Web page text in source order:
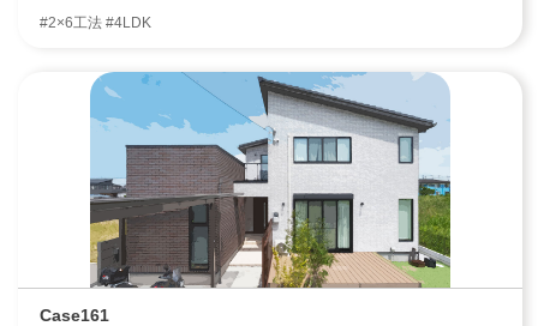
#2×6工法 #4LDK
Case161